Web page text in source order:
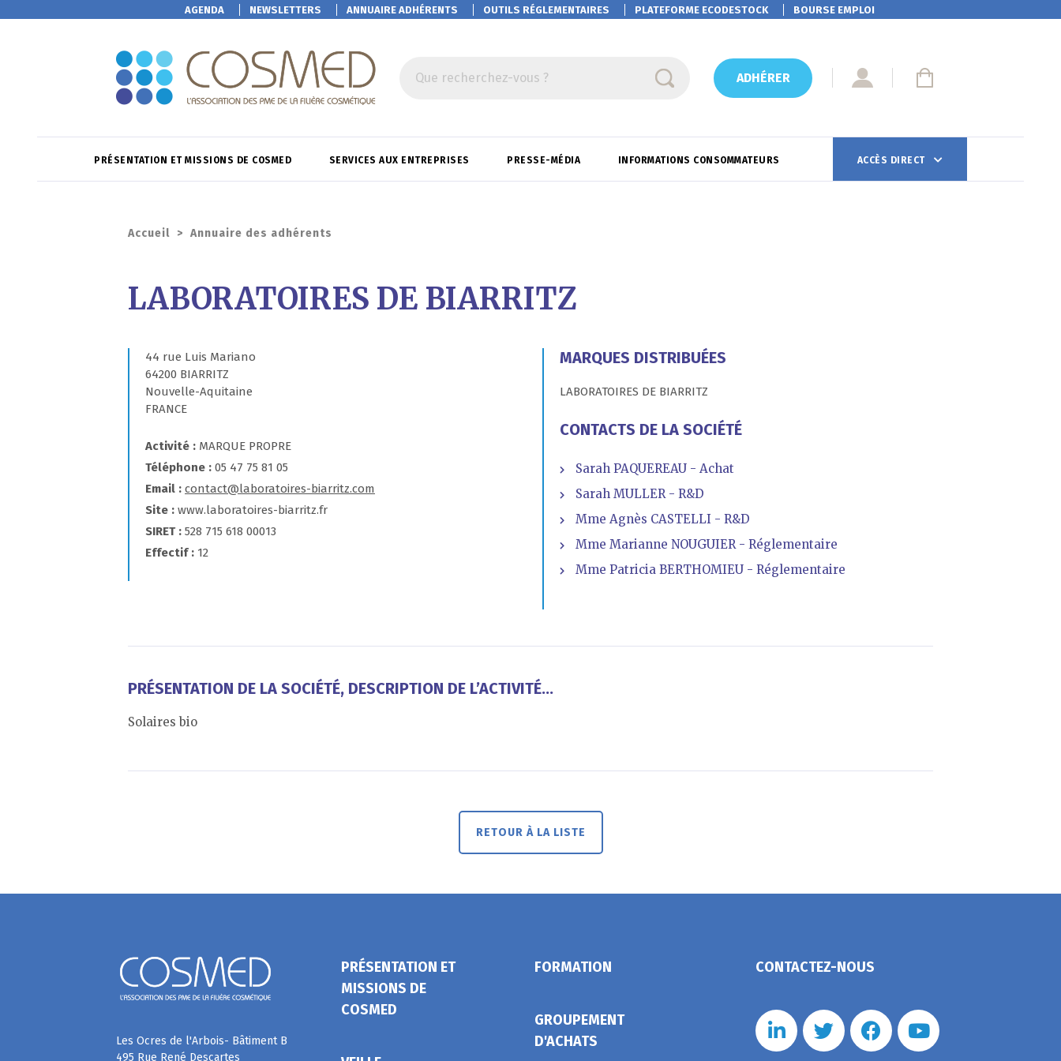
AGENDA NEWSLETTERS ANNUAIRE ADHÉRENTS OUTILS RÉGLEMENTAIRES PLATEFORMEECODESTOCK BOURSE EMPLOI
Que recherchez-vous ? ADHÉRER
PRÉSENTATION ET MISSIONS DE COSMED SERVICES AUX ENTREPRISES PRESSE-MÉDIA INFORMATIONS CONSOMMATEURS ACCÈS DIRECT
Accueil > Annuaire des adhérents
LABORATOIRES DE BIARRITZ
44 rue Luis Mariano
64200 BIARRITZ
Nouvelle-Aquitaine
FRANCE
Activité
MARQUE PROPRE
Téléphone
05 47 75 81 05
Email
contact@laboratoires-biarritz.com
Site
www.laboratoires-biarritz.fr
SIRET
528 715 618 00013
Effectif
12
MARQUES DISTRIBUÉES
LABORATOIRES DE BIARRITZ
CONTACTS DE LA SOCIÉTÉ
Sarah PAQUEREAU - Achat
Sarah MULLER - R&D
Mme Agnès CASTELLI - R&D
Mme Marianne NOUGUIER - Réglementaire
Mme Patricia BERTHOMIEU - Réglementaire
PRÉSENTATION DE LA SOCIÉTÉ, DESCRIPTION DE L’ACTIVITÉ...
Solaires bio
RETOUR À LA LISTE
Les Ocres de l'Arbois- Bâtiment B
495 Rue René Descartes
PRÉSENTATION ET
MISSIONS DE
COSMED
FORMATION
GROUPEMENT
D'ACHATS
CONTACTEZ-NOUS